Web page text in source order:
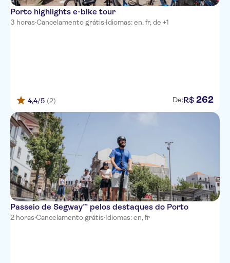
Porto highlights e-bike tour
3 horas·Cancelamento grátis·Idiomas: en, fr, de +1
4,4/5 (2) De:R$ 262
Passeio de Segway™ pelos destaques do Porto
2 horas·Cancelamento grátis·Idiomas: en, fr